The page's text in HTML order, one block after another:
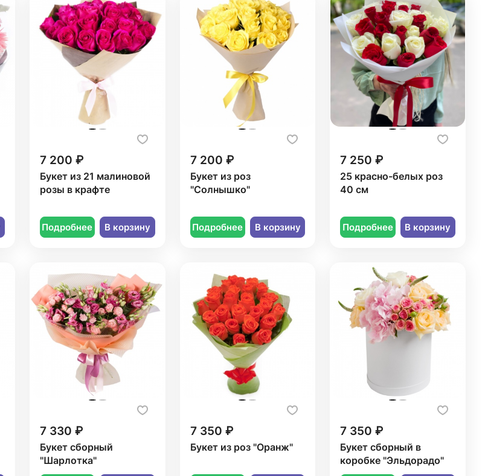
7 200 ₽
Букет из 21 малиновой
розы в крафте
Подробнее В корзину
7 200 ₽
Букет из роз
"Солнышко"
Подробнее В корзину
7 250 ₽
25 красно-белых роз
40 см
Подробнее В корзину
7 330 ₽
Букет сборный
"Шарлотка"
7 350 ₽
Букет из роз "Оранж"
7 350 ₽
Букет сборный в
коробке "Эльдорадо"